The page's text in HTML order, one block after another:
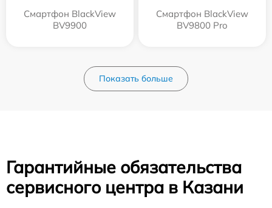
Смартфон BlackView
BV9900
Смартфон BlackView
BV9800 Pro
Показать больше
Гарантийные обязательства
сервисного центра в Казани